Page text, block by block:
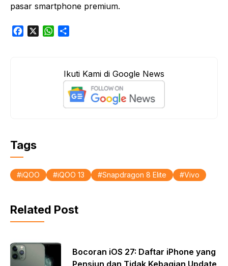
pasar smartphone premium.
W
e
Ikuti Kami di Google News
Tags
iQOO iQOO 13 Snapdragon 8 Elite Vivo
Related Post
Bocoran iOS 27: Daftar iPhone yang
Pensiun dan Tidak Kebagian Update